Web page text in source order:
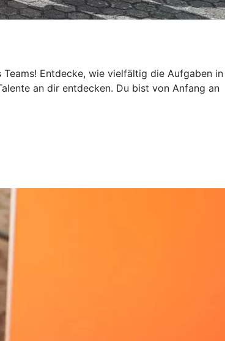
Entdecke, wie vielfältig die Aufgaben in
an dir entdecken. Du bist von Anfang an